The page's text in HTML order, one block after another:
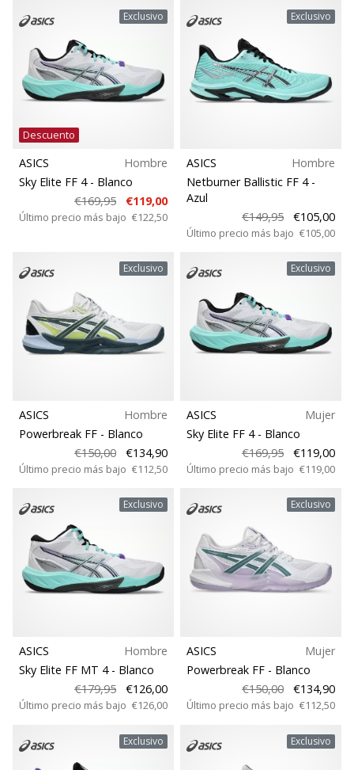
Exclusivo
Descuento
ASICS
Hombre
Sky Elite FF 4 - Blanco
€169,95
€119,00
Último precio más bajo €122,50
Exclusivo
ASICS
Hombre
Netburner Ballistic FF 4 -
Azul
€149,95
€105,00
Último precio más bajo €105,00
Exclusivo
ASICS
Hombre
Powerbreak FF - Blanco
€150,00
€134,90
Último precio más bajo €112,50
Exclusivo
ASICS
Mujer
Sky Elite FF 4 - Blanco
€169,95
€119,00
Último precio más bajo €119,00
Exclusivo
ASICS
Hombre
Sky Elite FF MT 4 - Blanco
€179,95
€126,00
Último precio más bajo €126,00
Exclusivo
ASICS
Mujer
Powerbreak FF - Blanco
€150,00
€134,90
Último precio más bajo €112,50
Exclusivo Exclusivo